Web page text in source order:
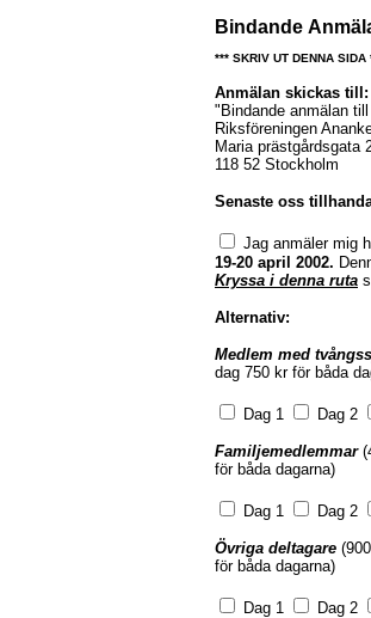
Bindande
*** SKRIV UT DENNA SIDA
Anmälan skickas till:
"Bindande anmälan
Riksföreningen
Maria prästgårdsgata
118 52 Stockholm
Senaste oss
Jag anmäler mig
19-20 april 2002.
Kryssa i denna ruta
Alternativ:
Medlem med
dag 750 kr för båda
Dag 1 Dag 2
Familjemedlemmar
för båda dagarna)
Dag 1 Dag 2
Övriga deltagare
för båda dagarna)
Dag 1 Dag 2